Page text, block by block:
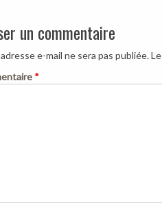
un commentaire
e-mail ne sera pas publiée.
*